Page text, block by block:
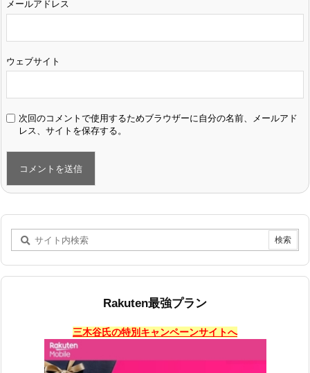
メールアドレス
ウェブサイト
次回のコメントで使用するためブラウザーに自分の名前、メールアド
レス、サイトを保存する。
Rakuten最強プラン
三木谷氏の特別キャンペーンサイトへ